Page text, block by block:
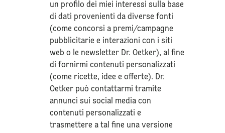
un profilo dei miei interessi sulla base
di dati provenienti da diverse fonti
(come concorsi a premi/campagne
pubblicitarie e interazioni con i siti
web o le newsletter Dr. Oetker), al fine
di fornirmi contenuti personalizzati
(come ricette, idee e offerte). Dr.
Oetker può contattarmi tramite
annunci sui social media con
contenuti personalizzati e
trasmettere a tal fine una versione